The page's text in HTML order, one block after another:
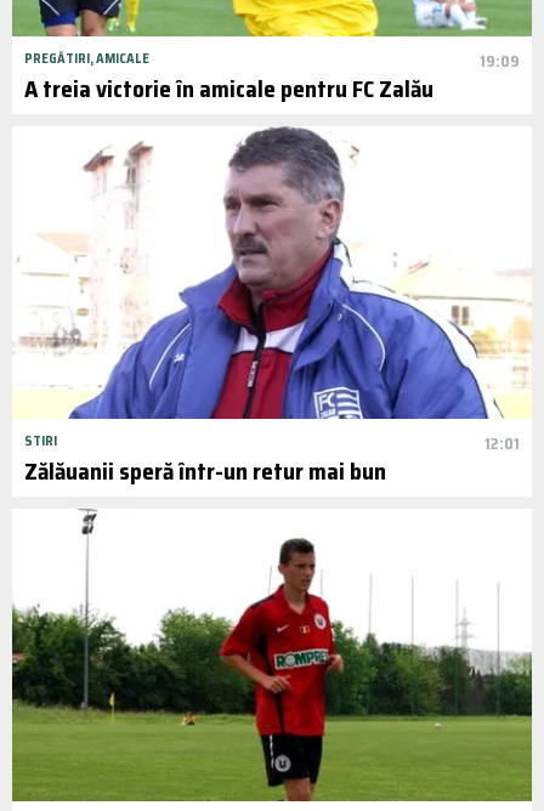
PREGĂTIRI, AMICALE 19:09
A treia victorie în amicale pentru FC Zalău
STIRI 12:01
Zălăuanii speră într-un retur mai bun